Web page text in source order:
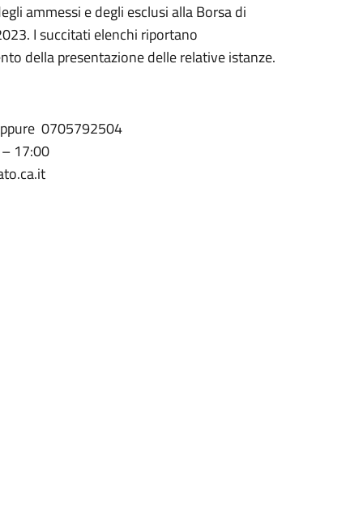
ammessi e degli esclusi alla Borsa di
I succitati elenchi riportano
della presentazione delle relative istanze.
0705792504
17:00